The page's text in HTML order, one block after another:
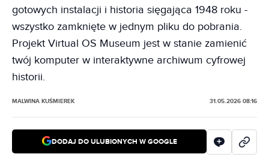
gotowych instalacji i historia sięgająca 1948 roku -
wszystko zamknięte w jednym pliku do pobrania.
Projekt Virtual OS Museum jest w stanie zamienić
twój komputer w interaktywne archiwum cyfrowej
historii.
MALWINA KUŚMIEREK 31.05.2026 08:16
DODAJ DO ULUBIONYCH W GOOGLE